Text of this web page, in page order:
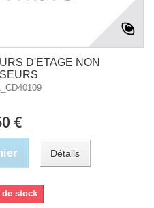
D'ETAGE NON
€
Détails
de stock